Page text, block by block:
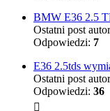
BMW E36 2.5
Ostatni post
Odpowiedzi: 7
E36 2.5tds
Ostatni post
Odpowiedzi: 36